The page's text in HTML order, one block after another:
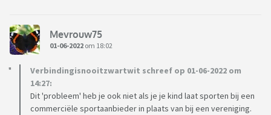
Mevrouw75
01-06-2022 om 18:02
Verbindingisnooitzwartwit schreef op 01-06-2022 om
14:27:
Dit 'probleem' heb je ook niet als je je kind laat sporten bij een
commerciële sportaanbieder in plaats van bij een vereniging.